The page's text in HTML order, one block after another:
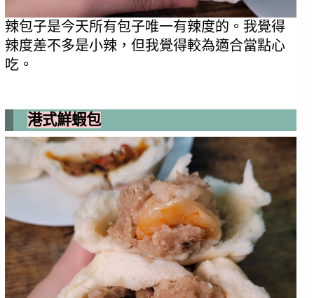
辣包子是今天所有包子唯一有辣度的。我覺得
辣度差不多是小辣，但我覺得較為適合當點心
吃。
港式鮮蝦包